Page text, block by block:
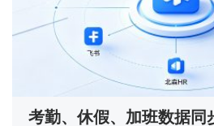
考勤、休假、加班数据同